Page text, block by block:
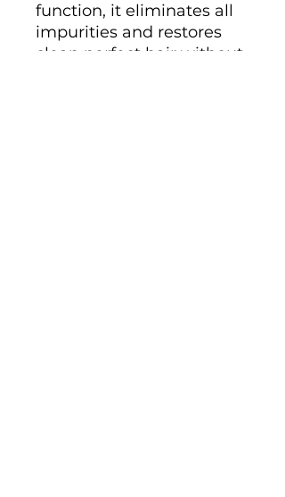
function, it eliminates all
impurities and restores
clean perfect hair without